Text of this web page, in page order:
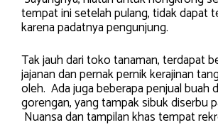
tempat ini setelah pulang, tidak dapat
karena padatnya pengunjung.
Tak jauh dari toko tanaman, terdapat
jajanan dan pernak pernik kerajinan
oleh. Ada juga beberapa penjual buah
gorengan, yang tampak sibuk diserbu
Nuansa dan tampilan khas tempat